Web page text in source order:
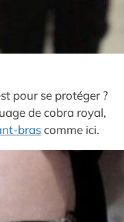
pour se protéger ?
de cobra royal,
brascomme ici.